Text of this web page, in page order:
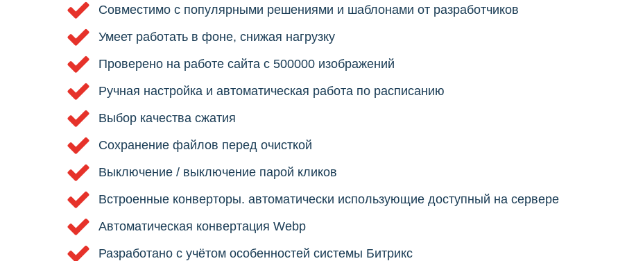
Совместимо с популярными решениями и шаблонами от разработчиков
Умеет работать в фоне, снижая нагрузку
Проверено на работе сайта с 500000 изображений
Ручная настройка и автоматическая работа по расписанию
Выбор качества сжатия
Сохранение файлов перед очисткой
Выключение / выключение парой кликов
Встроенные конверторы. автоматически использующие доступный на сервере
Автоматическая конвертация Webp
Разработано с учётом особенностей системы Битрикс